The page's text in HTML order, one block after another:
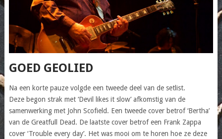
GOED GEOLIED
Na een korte pauze volgde een tweede deel van de setlist.
Deze begon strak met ‘Devil likes it slow’ afkomstig van de
samenwerking met John Scofield. Een tweede cover betrof ‘Bertha’
van de Greatfull Dead. De laatste cover betrof een Frank Zappa
cover ‘Trouble every day’. Het was mooi om te horen hoe ze deze